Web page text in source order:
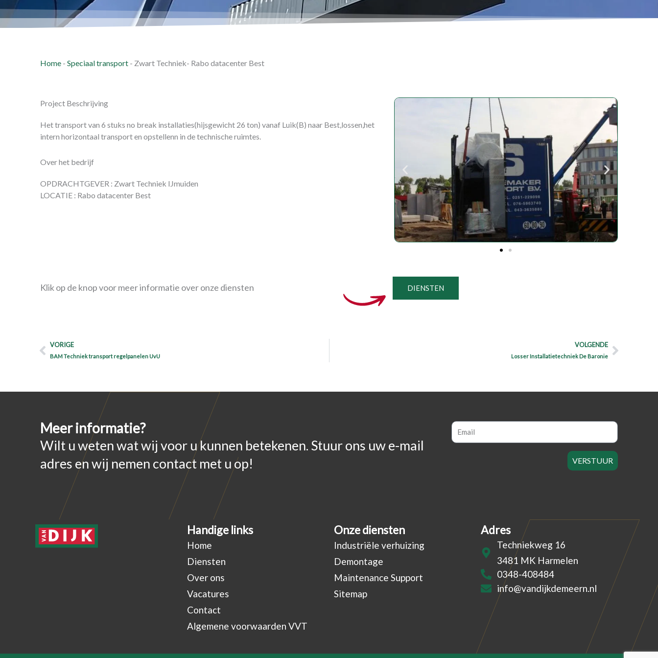
Home - Speciaal transport - Zwart Techniek- Rabo datacenter Best
Project Beschrijving
Het transport van 6 stuks no break installaties(hijsgewicht 26 ton) vanaf Luik(B) naar Best,lossen,het
intern horizontaal transport en opstellenn in de technische ruimtes.
Over het bedrijf
OPDRACHTGEVER : Zwart Techniek IJmuiden
LOCATIE : Rabo datacenter Best
Klik op de knop voor meer informatie over onze diensten DIENSTEN
Prev
VORIGE
BAM Techniek transport regelpanelen UvU
VOLGENDE
Losser Installatietechniek De Baronie
Next
Meer informatie?
Wilt u weten wat wij voor u kunnen betekenen. Stuur ons uw e-mail
adres en wij nemen contact met u op!
Email
VERSTUUR
Handige links
Home
Diensten
Over ons
Vacatures
Contact
Algemene voorwaarden VVT
Onze diensten
Industriële verhuizing
Demontage
Maintenance Support
Sitemap
Adres
Techniekweg 16
3481 MK Harmelen
0348-408484
info@vandijkdemeern.nl